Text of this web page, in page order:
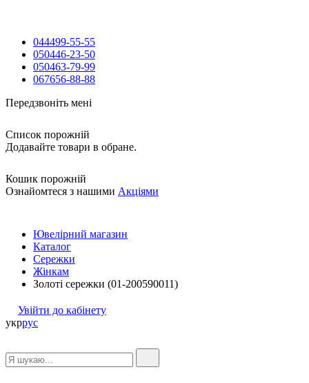
044499-55-55
050446-23-50
050463-79-99
067656-88-88
Передзвоніть мені
Список порожній
Додавайте товари в обране.
Кошик порожній
Ознайомтеся з нашими Акціями
Ювелірний магазин
Каталог
Сережки
Жінкам
Золоті сережки (01-200590011)
Увійти до кабінету
укррус